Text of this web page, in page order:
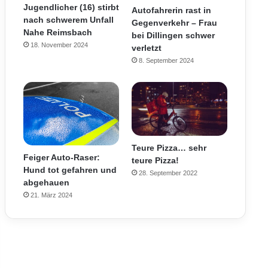
Jugendlicher (16) stirbt
nach schwerem Unfall
Nahe Reimsbach
18. November 2024
Autofahrerin rast in
Gegenverkehr – Frau
bei Dillingen schwer
verletzt
8. September 2024
Feiger Auto-Raser:
Hund tot gefahren und
abgehauen
21. März 2024
Teure Pizza… sehr
teure Pizza!
28. September 2022